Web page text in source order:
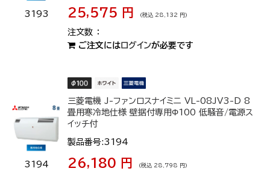
3193 25,575 円 (税込 28,132 円)
ご注文にはログインが必要です
3194
三菱電機 J-ファンロスナイミニ VL-08JV3-D 8
畳用寒冷地仕様 壁据付専用Φ100 低騒音/電源ス
イッチ付
製品番号:3194
26,180 円 (税込 28,798 円)